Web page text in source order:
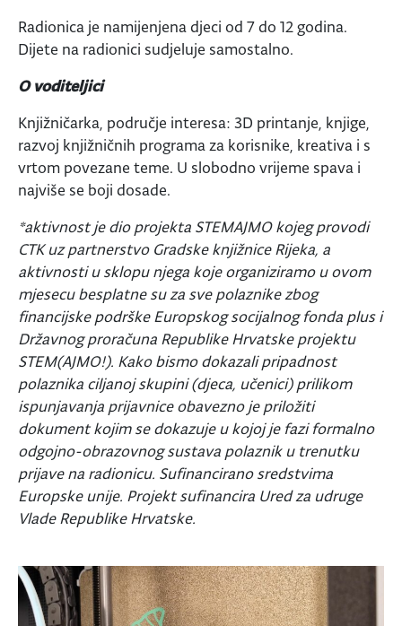
Radionica je namijenjena djeci od 7 do 12 godina.
Dijete na radionici sudjeluje samostalno.
O voditeljici
Knjižničarka, područje interesa: 3D printanje, knjige,
razvoj knjižničnih programa za korisnike, kreativa i s
vrtom povezane teme. U slobodno vrijeme spava i
najviše se boji dosade.
*aktivnost je dio projekta STEMAJMO kojeg provodi
CTK uz partnerstvo Gradske knjižnice Rijeka, a
aktivnosti u sklopu njega koje organiziramo u ovom
mjesecu besplatne su za sve polaznike zbog
financijske podrške Europskog socijalnog fonda plus i
Državnog proračuna Republike Hrvatske projektu
STEM(AJMO!). Kako bismo dokazali pripadnost
polaznika ciljanoj skupini (djeca, učenici) prilikom
ispunjavanja prijavnice obavezno je priložiti
dokument kojim se dokazuje u kojoj je fazi formalno
odgojno-obrazovnog sustava polaznik u trenutku
prijave na radionicu. Sufinancirano sredstvima
Europske unije. Projekt sufinancira Ured za udruge
Vlade Republike Hrvatske.